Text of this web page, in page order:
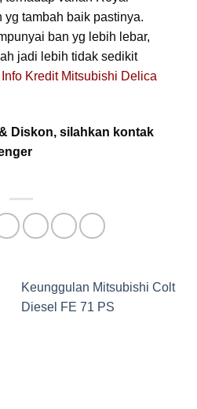
tambah baik pastinya.
ban yg lebih lebar,
jadi lebih tidak sedikit
Kredit Mitsubishi Delica
Diskon, silahkan kontak
Keunggulan Mitsubishi Colt
Diesel FE 71 PS